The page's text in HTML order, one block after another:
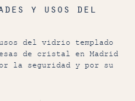
y usos del
del vidrio templado
de cristal en Madrid
la seguridad y por su